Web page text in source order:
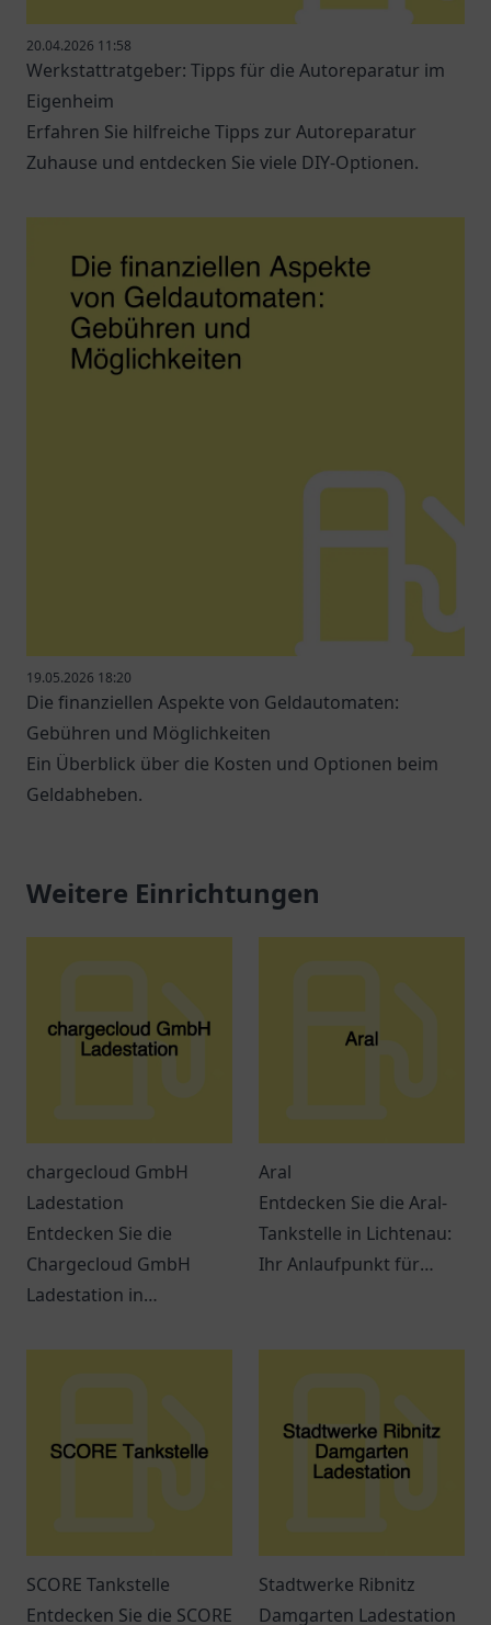
20.04.2026 11:58
Werkstattratgeber: Tipps für die Autoreparatur im
Eigenheim
Erfahren Sie hilfreiche Tipps zur Autoreparatur
Zuhause und entdecken Sie viele DIY-Optionen.
19.05.2026 18:20
Die finanziellen Aspekte von Geldautomaten:
Gebühren und Möglichkeiten
Ein Überblick über die Kosten und Optionen beim
Geldabheben.
Weitere Einrichtungen
chargecloud GmbH
Ladestation
Entdecken Sie die
Chargecloud GmbH
Ladestation in
komfortable Anlaufstelle
Aral
Entdecken Sie die Aral-
Tankstelle in Lichtenau:
Ihr Anlaufpunkt für
Verschnaufpausen auf
SCORE Tankstelle
Entdecken Sie die SCORE
Stadtwerke Ribnitz
Damgarten Ladestation